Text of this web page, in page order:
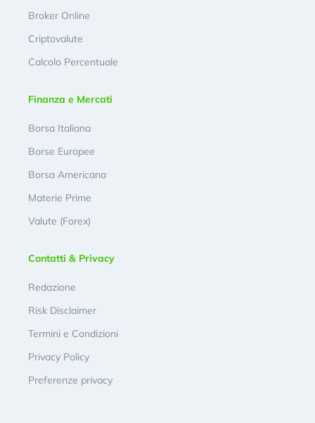
Broker Online
Criptovalute
Calcolo Percentuale
Finanza e Mercati
Borsa Italiana
Borse Europee
Borsa Americana
Materie Prime
Valute (Forex)
Contatti & Privacy
Redazione
Risk Disclaimer
Termini e Condizioni
Privacy Policy
Preferenze privacy